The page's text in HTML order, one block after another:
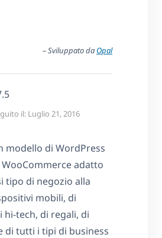
– Sviluppato da Opal
il: Luglio 21, 2016
modello di WordPress
adatto
tipo di negozio alla
mobili, di
hi-tech, di regali, di
di tutti i tipi di business